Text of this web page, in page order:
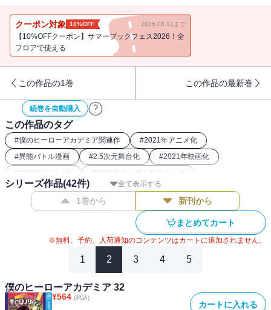
クーポン対象 10%OFF 2026.08.11まで
【10%OFFクーポン】サマーブックフェス2026！全
フロアで使える
この作品の1巻 この作品の最新巻
続巻を自動購入
この作品のタグ
#僕のヒーローアカデミア関連作 #2021年アニメ化
#異能バトル漫画 #2.5次元舞台化 #2021年映画化
#2025年アニメ化 #2025年ストア人気コミック
#2016年アニメ化 #バトルコミック #2017年アニメ化
2024年アニメ化 # 2019年アニメ化 #
2018年アニメ化
2022年アニメ化
2024年映画化
全て表示する
シリーズ作品(42件)
1巻から 新刊から
まとめてカート
※無料、予約、入荷通知のコンテンツはカートに追加されません。
1 2 3 4 5
僕のヒーローアカデミア 32
¥564 (税込)
カートに入れる